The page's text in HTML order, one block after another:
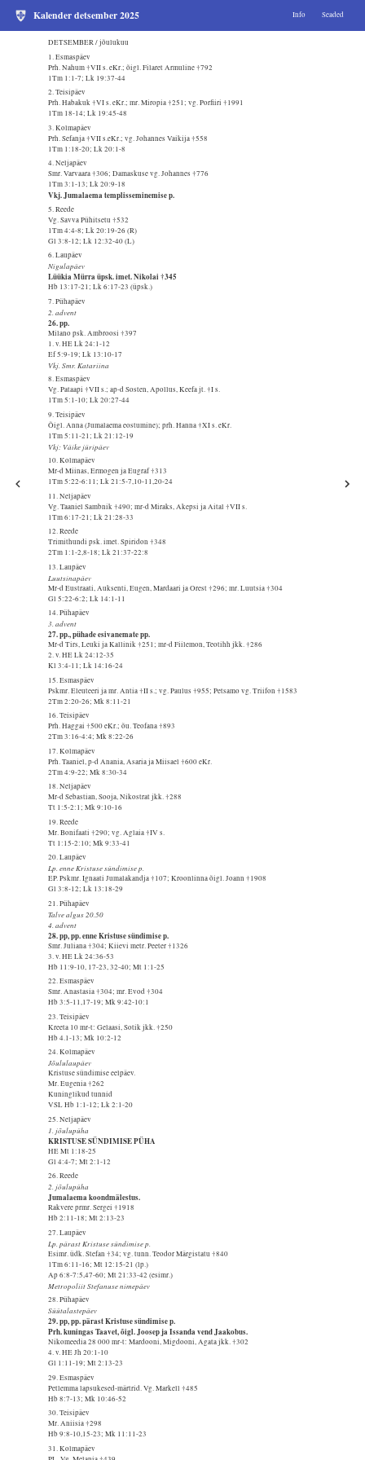
Kalender detsember 2025 Info Seaded
DETSEMBER / jõulukuu
1. Esmaspäev
Prh. Nahum †VII s. eKr.; õigl. Filaret Armuline †792
1Tm 1:1-7; Lk 19:37-44
2. Teisipäev
Prh. Habakuk †VI s. eKr.; mr. Miropia †251; vg. Porfiiri †1991
1Tm 18-14; Lk 19:45-48
3. Kolmapäev
Prh. Sefanja †VII s.eKr.; vg. Johannes Vaikija †558
1Tm 1:18-20; Lk 20:1-8
4. Neljapäev
Smr. Varvaara †306; Damaskuse vg. Johannes †776
1Tm 3:1-13; Lk 20:9-18
Vkj. Jumalaema templisseminemise p.
5. Reede
Vg. Savva Pühitsetu †532
1Tm 4:4-8; Lk 20:19-26 (R)
Gl 3:8-12; Lk 12:32-40 (L)
6. Laupäev
Nigulapäev
Lüükia Mürra üpsk. imet. Nikolai †345
Hb 13:17-21; Lk 6:17-23 (üpsk.)
7. Pühapäev
2. advent
26. pp.
Milano psk. Ambroosi †397
1. v. HE Lk 24:1-12
Ef 5:9-19; Lk 13:10-17
Vkj. Smr. Katariina
8. Esmaspäev
Vg. Pataapi †VII s.; ap-d Sosten, Apollus, Keefa jt. †I s.
1Tm 5:1-10; Lk 20:27-44
9. Teisipäev
Õigl. Anna (Jumalaema eostumine); prh. Hanna †XI s. eKr.
1Tm 5:11-21; Lk 21:12-19
Vkj: Väike jüripäev
10. Kolmapäev
Mr-d Miinas, Ermogen ja Eugraf †313
1Tm 5:22-6:11; Lk 21:5-7,10-11,20-24
11. Neljapäev
Vg. Taaniel Sambnik †490; mr-d Miraks, Akepsi ja Aital †VII s.
1Tm 6:17-21; Lk 21:28-33
12. Reede
Trimithundi psk. imet. Spiridon †348
2Tm 1:1-2,8-18; Lk 21:37-22:8
13. Laupäev
Luutsinapäev
Mr-d Eustraati, Auksenti, Eugen, Mardaari ja Orest †296; mr. Luutsia †304
Gl 5:22-6:2; Lk 14:1-11
14. Pühapäev
3. advent
27. pp., pühade esivanemate pp.
Mr-d Tirs, Leuki ja Kallinik †251; mr-d Fiilemon, Teotihh jkk. †286
2. v. HE Lk 24:12-35
Kl 3:4-11; Lk 14:16-24
15. Esmaspäev
Pskmr. Eleuteeri ja mr. Antia †II s.; vg. Paulus †955; Petsamo vg. Triifon †1583
2Tm 2:20-26; Mk 8:11-21
16. Teisipäev
Prh. Haggai †500 eKr.; õu. Teofana †893
2Tm 3:16-4:4; Mk 8:22-26
17. Kolmapäev
Prh. Taaniel, p-d Anania, Asaria ja Miisael †600 eKr.
2Tm 4:9-22; Mk 8:30-34
18. Neljapäev
Mr-d Sebastian, Sooja, Nikostrat jkk. †288
Tt 1:5-2:1; Mk 9:10-16
19. Reede
Mr. Bonifaati †290; vg. Aglaia †IV s.
Tt 1:15-2:10; Mk 9:33-41
20. Laupäev
Lp. enne Kristuse sündimise p.
EP. Pskmr. Ignaati Jumalakandja †107; Kroonlinna õigl. Joann †1908
Gl 3:8-12; Lk 13:18-29
21. Pühapäev
Talve algus 20.50
4. advent
28. pp, pp. enne Kristuse sündimise p.
Smr. Juliana †304; Kiievi metr. Peeter †1326
3. v. HE Lk 24:36-53
Hb 11:9-10, 17-23, 32-40; Mt 1:1-25
22. Esmaspäev
Smr. Anastasia †304; mr. Evod †304
Hb 3:5-11,17-19; Mk 9:42-10:1
23. Teisipäev
Kreeta 10 mr-t: Gelaasi, Sotik jkk. †250
Hb 4.1-13; Mk 10:2-12
24. Kolmapäev
Jõululaupäev
Kristuse sündimise eelpäev.
Mr. Eugenia †262
Kuninglikud tunnid
VSL Hb 1:1-12; Lk 2:1-20
25. Neljapäev
1. jõulupüha
KRISTUSE SÜNDIMISE PÜHA
HE Mt 1:18-25
Gl 4:4-7; Mt 2:1-12
26. Reede
2. jõulupüha
Jumalaema koondmälestus.
Rakvere prmr. Sergei †1918
Hb 2:11-18; Mt 2:13-23
27. Laupäev
Lp. pärast Kristuse sündimise p.
Esimr. üdk. Stefan †34; vg. tunn. Teodor Märgistatu †840
1Tm 6:11-16; Mt 12:15-21 (lp.)
Ap 6:8-7:5,47-60; Mt 21:33-42 (esimr.)
Metropoliit Stefanuse nimepäev
28. Pühapäev
Süütalastepäev
29. pp, pp. pärast Kristuse sündimise p.
Prh. kuningas Taavet, õigl. Joosep ja Issanda vend Jaakobus.
Nikomeedia 28 000 mr-t: Mardooni, Migdooni, Agata jkk. †302
4. v. HE Jh 20:1-10
Gl 1:11-19; Mt 2:13-23
29. Esmaspäev
Petlemma lapsukesed-märtrid. Vg. Markell †485
Hb 8:7-13; Mk 10:46-52
30. Teisipäev
Mr. Aniisia †298
Hb 9:8-10,15-23; Mk 11:11-23
31. Kolmapäev